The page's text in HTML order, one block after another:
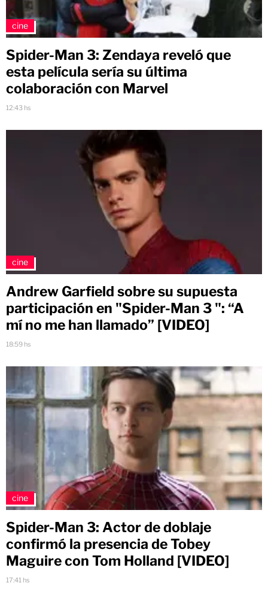
cine
Spider-Man 3: Zendaya reveló que
esta película sería su última
colaboración con Marvel
12:43 hs
cine
Andrew Garfield sobre su supuesta
participación en "Spider-Man 3 ": “A
mí no me han llamado” [VIDEO]
18:59 hs
cine
Spider-Man 3: Actor de doblaje
confirmó la presencia de Tobey
Maguire con Tom Holland [VIDEO]
17:41 hs